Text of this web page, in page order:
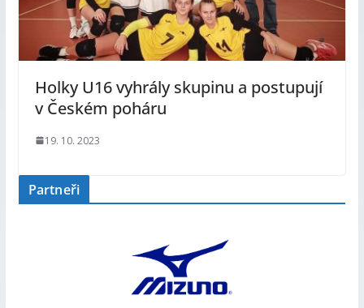
Holky U16 vyhrály skupinu a postupují
v Českém poháru
19. 10. 2023
Partneři